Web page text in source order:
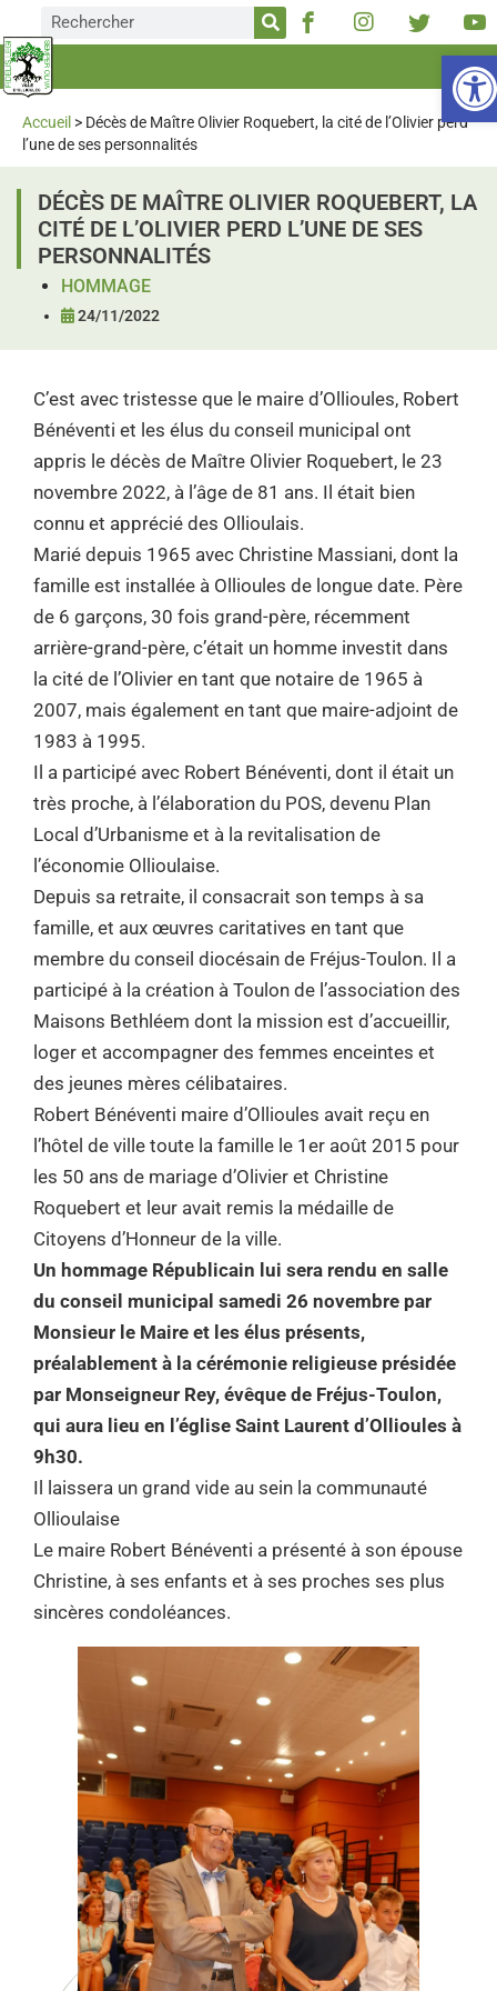
Accueil > Décès de Maître Olivier Roquebert, la cité de l’Olivier perd
l’une de ses personnalités
DÉCÈS DE MAÎTRE OLIVIER ROQUEBERT, LA
CITÉ DE L’OLIVIER PERD L’UNE DE SES
PERSONNALITÉS
HOMMAGE
24/11/2022
C’est avec tristesse que le maire d’Ollioules, Robert
Bénéventi et les élus du conseil municipal ont
appris le décès de Maître Olivier Roquebert, le 23
novembre 2022, à l’âge de 81 ans. Il était bien
connu et apprécié des Ollioulais.
Marié depuis 1965 avec Christine Massiani, dont la
famille est installée à Ollioules de longue date. Père
de 6 garçons, 30 fois grand-père, récemment
arrière-grand-père, c’était un homme investit dans
la cité de l’Olivier en tant que notaire de 1965 à
2007, mais également en tant que maire-adjoint de
1983 à 1995.
Il a participé avec Robert Bénéventi, dont il était un
très proche, à l’élaboration du POS, devenu Plan
Local d’Urbanisme et à la revitalisation de
l’économie Ollioulaise.
Depuis sa retraite, il consacrait son temps à sa
famille, et aux œuvres caritatives en tant que
membre du conseil diocésain de Fréjus-Toulon. Il a
participé à la création à Toulon de l’association des
Maisons Bethléem dont la mission est d’accueillir,
loger et accompagner des femmes enceintes et
des jeunes mères célibataires.
Robert Bénéventi maire d’Ollioules avait reçu en
l’hôtel de ville toute la famille le 1er août 2015 pour
les 50 ans de mariage d’Olivier et Christine
Roquebert et leur avait remis la médaille de
Citoyens d’Honneur de la ville.
Un hommage Républicain lui sera rendu en salle
du conseil municipal samedi 26 novembre par
Monsieur le Maire et les élus présents,
préalablement à la cérémonie religieuse présidée
par Monseigneur Rey, évêque de Fréjus-Toulon,
qui aura lieu en l’église Saint Laurent d’Ollioules à
9h30.
Il laissera un grand vide au sein la communauté
Ollioulaise
Le maire Robert Bénéventi a présenté à son épouse
Christine, à ses enfants et à ses proches ses plus
sincères condoléances.